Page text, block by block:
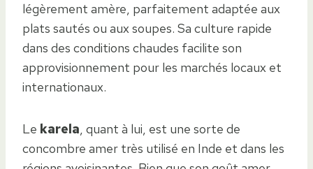
légèrement amère, parfaitement adaptée aux
plats sautés ou aux soupes. Sa culture rapide
dans des conditions chaudes facilite son
approvisionnement pour les marchés locaux et
internationaux.
Le karela, quant à lui, est une sorte de
concombre amer très utilisé en Inde et dans les